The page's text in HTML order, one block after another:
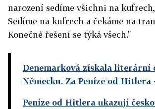
narození sedíme všichni na
Sedíme na kufrech a čekáme na
Konečné řešení se týká všech."
Denemarková získala literární
Německu. Za Peníze od Hitlera
Peníze od Hitlera ukazují